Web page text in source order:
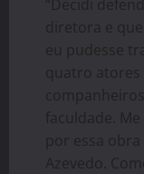
“Decidi
diretora e
eu pudesse
quatro atores
faculdade. Me
por essa
Azevedo.